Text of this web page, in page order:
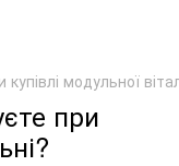
модульної
при